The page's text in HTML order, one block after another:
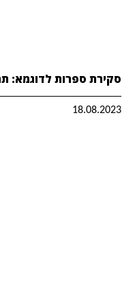
סקירת ספרות לדוגמא:
18.08.2023